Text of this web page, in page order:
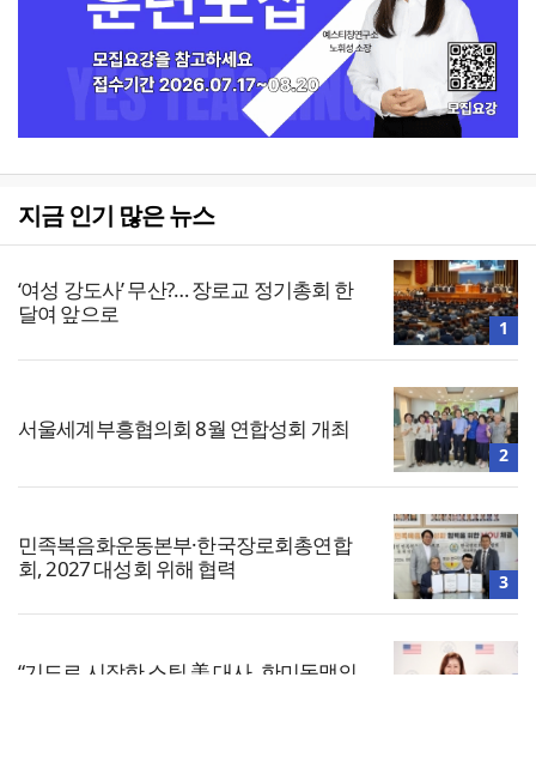
지금 인기 많은 뉴스
‘여성 강도사’ 무산?… 장로교 정기총회 한
달여 앞으로
1
서울세계부흥협의회 8월 연합성회 개최
2
민족복음화운동본부·한국장로회총연합
회, 2027 대성회 위해 협력
3
“기도로 시작한 스틸 美 대사, 한미동맹의